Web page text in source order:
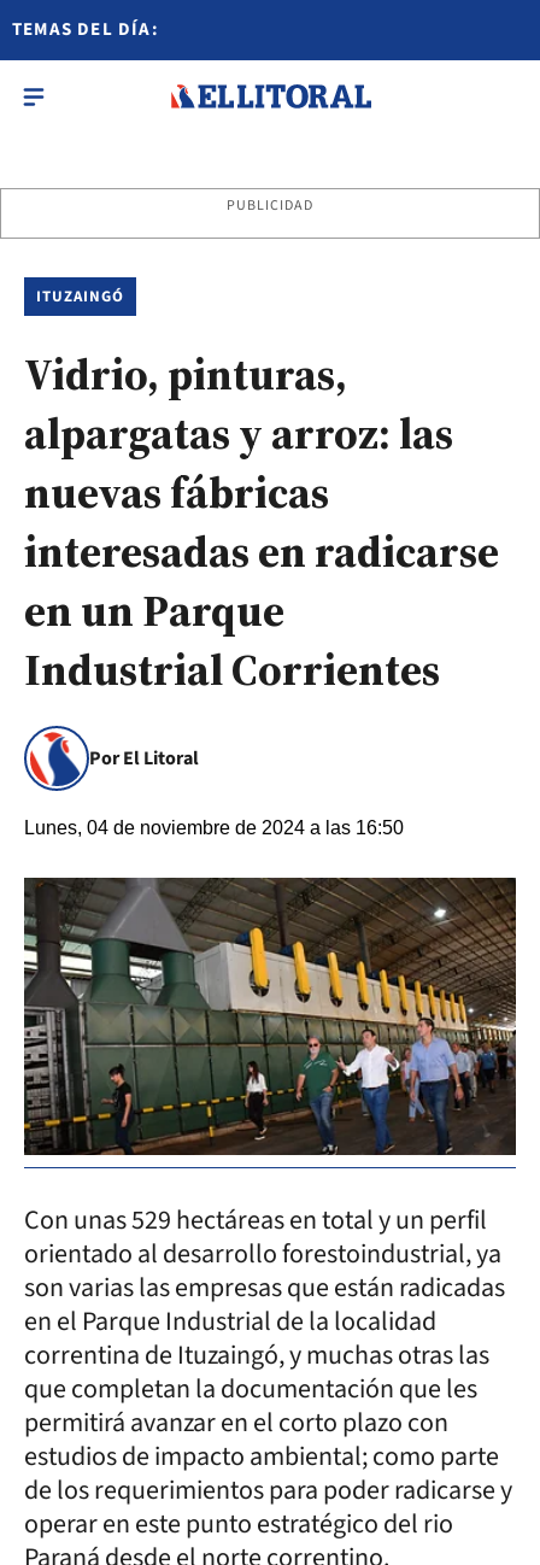
TEMAS DEL DÍA:
PUBLICIDAD
ITUZAINGÓ
Vidrio, pinturas,
alpargatas y arroz: las
nuevas fábricas
interesadas en radicarse
en un Parque
Industrial Corrientes
Por El Litoral
Lunes, 04 de noviembre de 2024 a las 16:50
Con unas 529 hectáreas en total y un perfil
orientado al desarrollo forestoindustrial, ya
son varias las empresas que están radicadas
en el Parque Industrial de la localidad
correntina de Ituzaingó, y muchas otras las
que completan la documentación que les
permitirá avanzar en el corto plazo con
estudios de impacto ambiental; como parte
de los requerimientos para poder radicarse y
operar en este punto estratégico del rio